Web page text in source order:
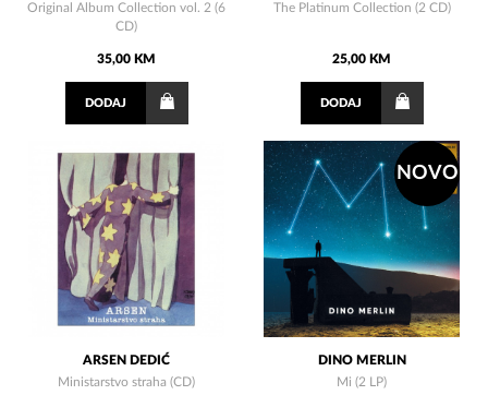
Original Album Collection vol. 2 (6
CD)
35,00 KM
DODAJ
The Platinum Collection (2 CD)
25,00 KM
DODAJ
ARSEN DEDIĆ
Ministarstvo straha (CD)
NOVO
DINO MERLIN
Mi (2 LP)